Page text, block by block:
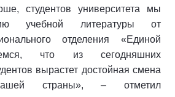
студентов университета мы
учебной литературы от
отделения «Единой
что из сегодняшних
вырастет достойная смена
страны», – отметил